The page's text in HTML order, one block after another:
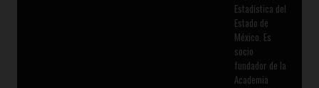
Estadística del
Estado de
México. Es
socio
fundador de la
Academia